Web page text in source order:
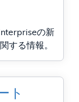
の新
する情報。
ト